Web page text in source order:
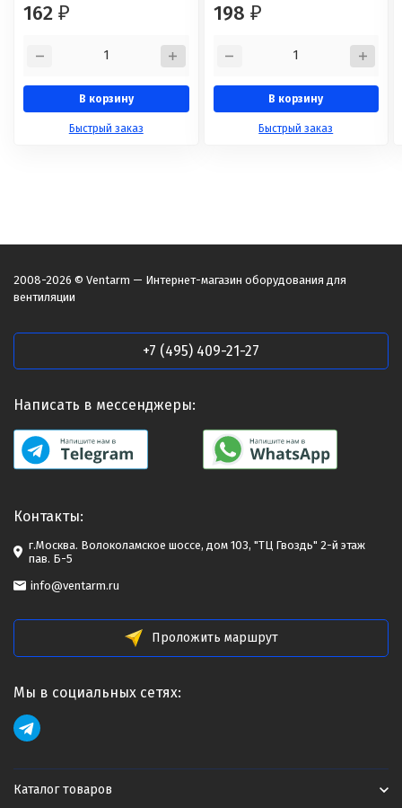
162 ₽
В корзину
Быстрый заказ
198 ₽
В корзину
Быстрый заказ
2008-2026 © Ventarm — Интернет-магазин оборудования для
вентиляции
+7 (495) 409-21-27
Написать в мессенджеры:
Контакты:
г.Москва. Волоколамское шоссе, дом 103, "ТЦ Гвоздь" 2-й этаж
пав. Б-5
info@ventarm.ru
Проложить маршрут
Мы в социальных сетях:
Каталог товаров